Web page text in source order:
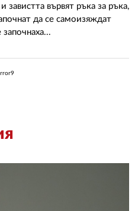
завистта вървят ръка за ръка,
да се самоизяждат